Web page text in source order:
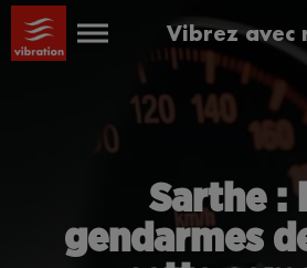
Vibrez avec
Sarthe :
gendarmes